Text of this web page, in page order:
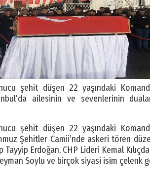
şehit düşen 22 yaşındaki
ailesinin ve sevenlerinin
şehit düşen 22 yaşındaki
Şehitler Camii’nde askeri tören
Erdoğan, CHP Lideri Kemal
Soylu ve birçok siyasi isim çelenk